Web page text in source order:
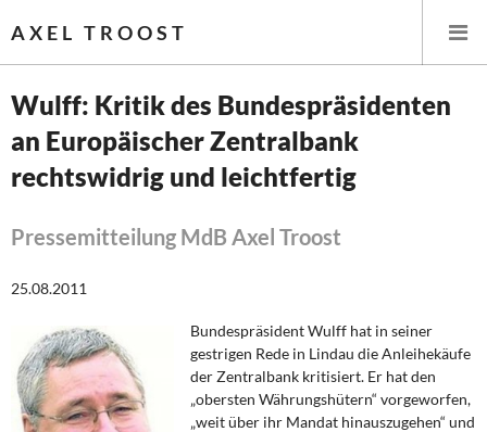
AXEL TROOST
Startseite
Leitlinien linker Wirtschafts- und Finanzpolitik
Wirtschaftspolitik
Steuer- und Finanzpolitik
Öffentliche Infrastruktur und Daseinsvorsorge
Wulff: Kritik des Bundespräsidenten
an Europä­ischer Zentralbank
rechtswidrig und leichtfertig
Pressemitteilung MdB Axel Troost
25.08.2011
Bundespräsident Wulff hat in seiner
gestrigen Rede in Lindau die Anleihekäufe
der Zentralbank kritisiert. Er hat den
„obersten Währungshütern“ vorgeworfen,
„weit über ihr Mandat hinauszugehen“ und